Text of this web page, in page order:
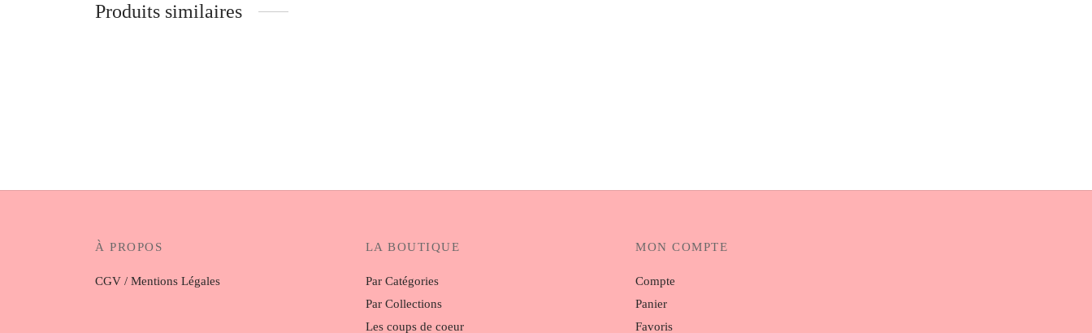
Produits similaires
MON COMPTE
Compte
Panier
Favoris
LA BOUTIQUE
Par Catégories
Par Collections
Les coups de coeur
À PROPOS
CGV / Mentions Légales